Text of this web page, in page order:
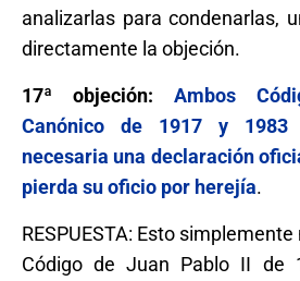
analizarlas para condenarlas,
directamente la objeción.
17ª objeción: Ambos
Canónico de 1917 y 1983
necesaria una declaración
pierda su oficio por herejía.
RESPUESTA: Esto
Código de Juan Pablo II de